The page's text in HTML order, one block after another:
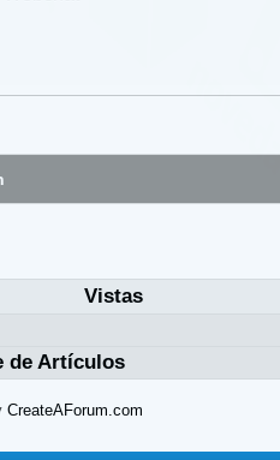
Vistas
de Artículos
CreateAForum.com